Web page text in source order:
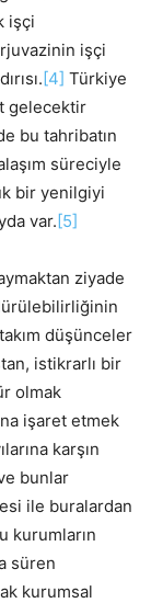
işçi
işçi
[4] Türkiye
gelecektir
bu tahribatın
süreciyle
bir yenilgiyi
var.[5]
ziyade
düşünceler
istikrarlı bir
olmak
işaret etmek
karşın
bunlar
ile buralardan
kurumların
süren
kurumsal